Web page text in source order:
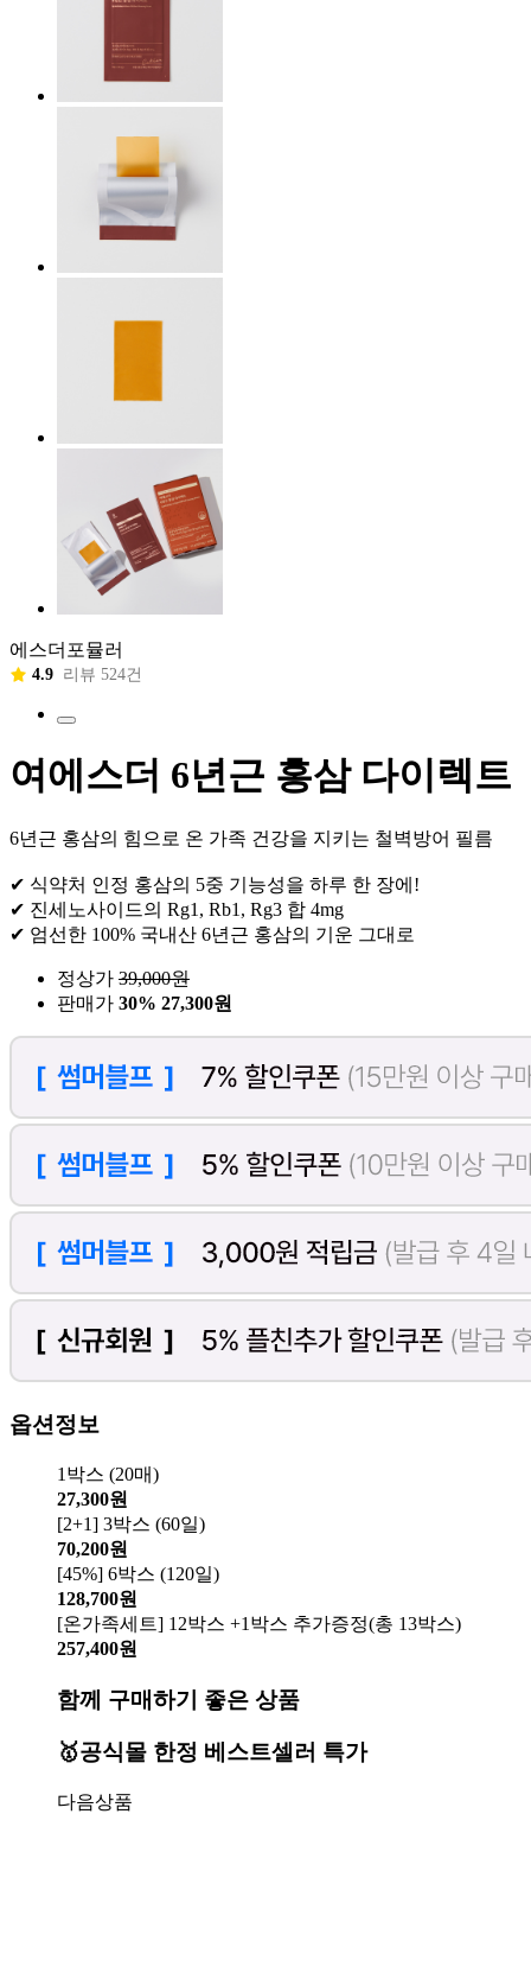
에스더포뮬러
4.9 리뷰 524건
여에스더 6년근 홍삼 다이렉트
6년근 홍삼의 힘으로 온 가족 건강을 지키는 철벽방어 필름
✔ 식약처 인정 홍삼의 5중 기능성을 하루 한 장에!
✔ 진세노사이드의 Rg1, Rb1, Rg3 합 4mg
✔ 엄선한 100% 국내산 6년근 홍삼의 기운 그대로
정상가 39,000원
판매가 30% 27,300원
옵션정보
1박스 (20매)
27,300원
[2+1] 3박스 (60일)
70,200원
[45%] 6박스 (120일)
128,700원
[온가족세트] 12박스 +1박스 추가증정(총 13박스)
257,400원
함께 구매하기 좋은 상품
🥇공식몰 한정 베스트셀러 특가
다음상품